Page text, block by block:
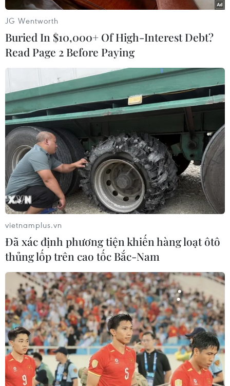
Đồng euro phục hồi đáng kể nhờ kỳ vọng
ECB sẽ tăng lãi suất cao
20/07/2022 03:22
Phiên giao dịch 19/7, đồng euro đã tăng lên mức cao
nhất là 1,0269 USD đổi 1 euro – tương đương mức tăng
1,2% trong ngày và là mức cao nhất kể từ ngày 6/7.
ECB sẽ khởi động chu kỳ nâng lãi suất với
mức tăng ngoài dự đoán?
JG Wentworth
Buried In $10,000+ Of High-Interest Debt?
Read Page 2 Before Paying
vietnamplus.vn
Đã xác định phương tiện khiến hàng loạt ôtô
thủng lốp trên cao tốc Bắc-Nam